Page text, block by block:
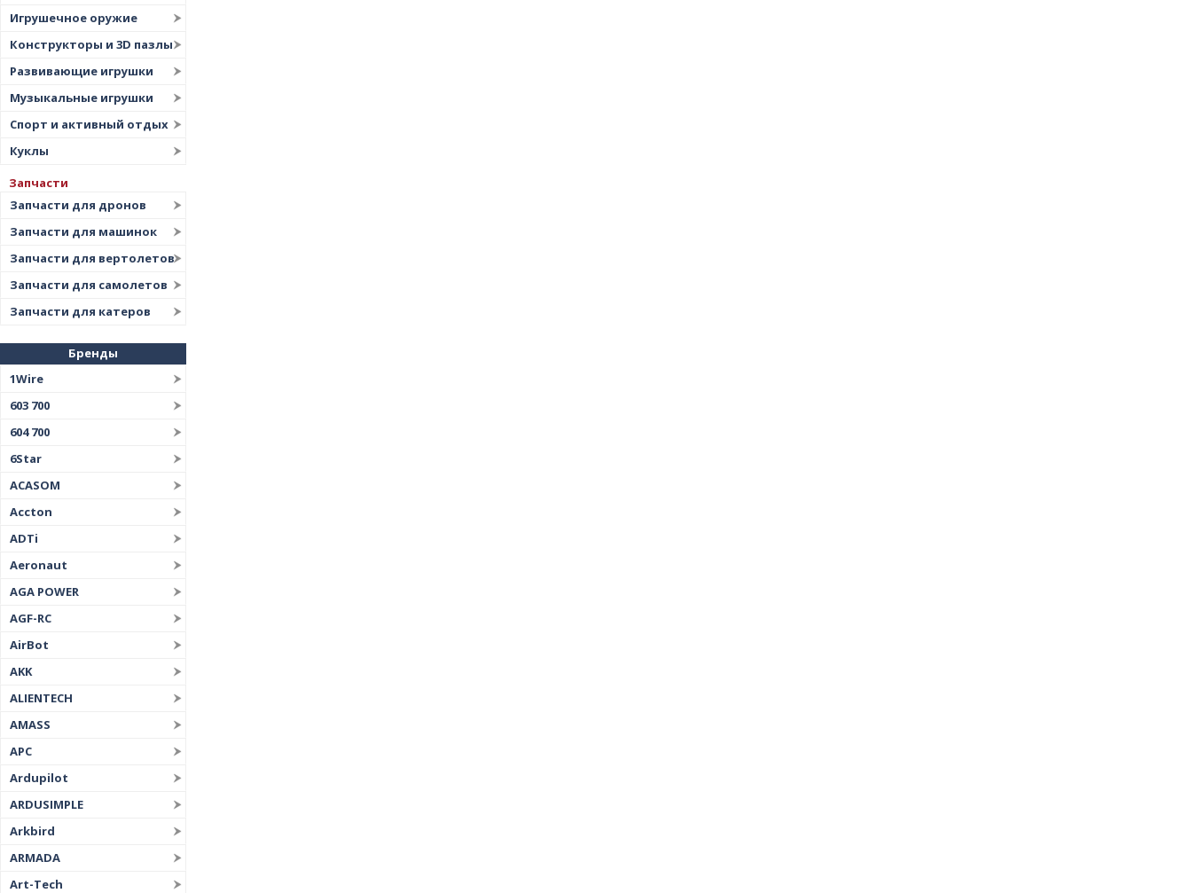
Игрушечное оружие
Конструкторы и 3D пазлы
Развивающие игрушки
Музыкальные игрушки
Спорт и активный отдых
Куклы
Запчасти
Запчасти для дронов
Запчасти для машинок
Запчасти для вертолетов
Запчасти для самолетов
Запчасти для катеров
Бренды
1Wire
603 700
604 700
6Star
ACASOM
Accton
ADTi
Aeronaut
AGA POWER
AGF-RC
AirBot
AKK
ALIENTECH
AMASS
APC
Ardupilot
ARDUSIMPLE
Arkbird
ARMADA
Art-Tech